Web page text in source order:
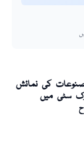
کی نمائش
سٹی میں